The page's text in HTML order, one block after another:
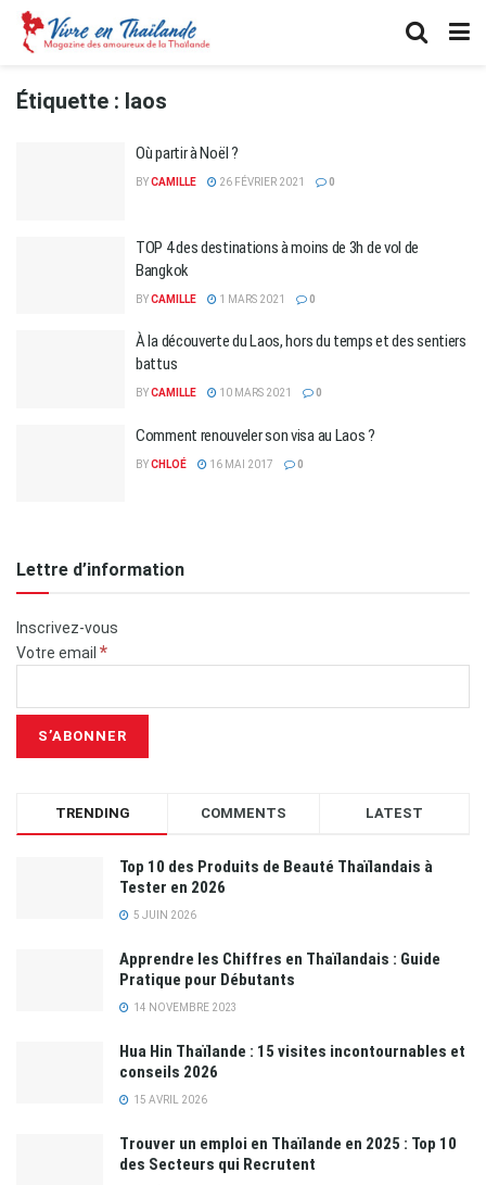
Étiquette : laos
Où partir à Noël ?
BYCAMILLE 26 FÉVRIER 2021 0
TOP 4 des destinations à moins de 3h de vol de
Bangkok
BYCAMILLE 1 MARS 2021 0
À la découverte du Laos, hors du temps et des sentiers
battus
BYCAMILLE 10 MARS 2021 0
Comment renouveler son visa au Laos ?
BYCHLOÉ 16 MAI 2017 0
Lettre d’information
Inscrivez-vous
Votre email *
TRENDING COMMENTS LATEST
Top 10 des Produits de Beauté Thaïlandais à
Tester en 2026
5 JUIN 2026
Apprendre les Chiffres en Thaïlandais : Guide
Pratique pour Débutants
14 NOVEMBRE 2023
Hua Hin Thaïlande : 15 visites incontournables et
conseils 2026
15 AVRIL 2026
Trouver un emploi en Thaïlande en 2025 : Top 10
des Secteurs qui Recrutent